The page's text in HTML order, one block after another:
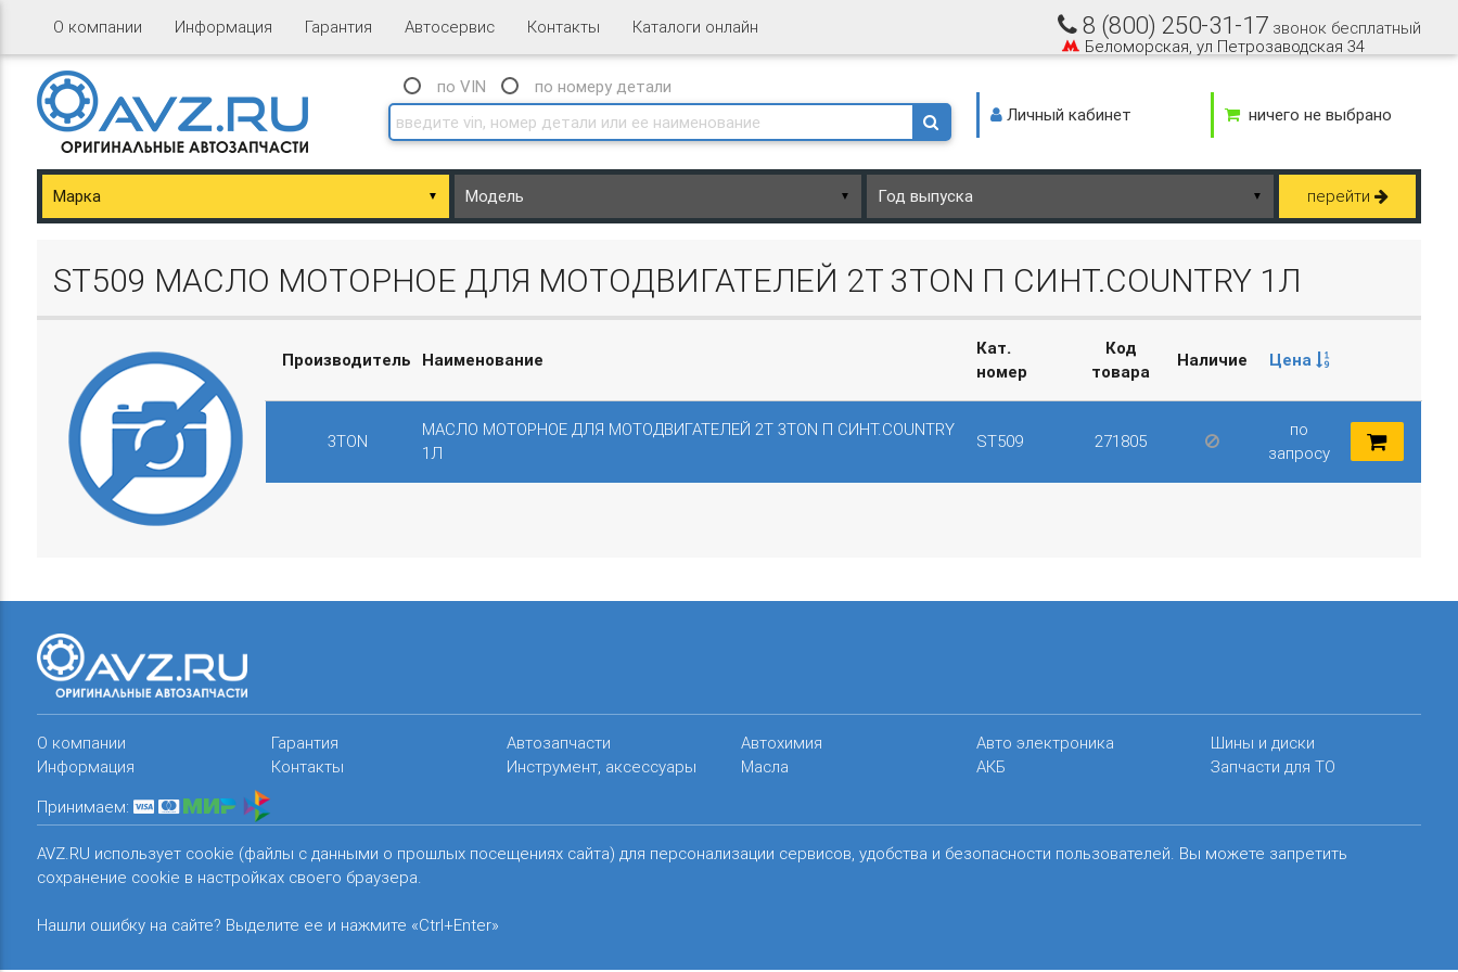
О компании Информация Гарантия Автосервис Контакты Каталоги онлайн
Basket.php
8 (800) 250-31-17 звонок бесплатный
Беломорская, ул Петрозаводская 34
по VIN
по номеру детали
Личный кабинет
ничего не выбрано
▼ ▼ ▼ перейти
ST509 МАСЛО МОТОРНОЕ ДЛЯ МОТОДВИГАТЕЛЕЙ 2Т 3TON П СИНТ.COUNTRY 1Л
Производитель Наименование
Кат.
номер
Код
товара
Наличие Цена
3TON
МАСЛО МОТОРНОЕ ДЛЯ МОТОДВИГАТЕЛЕЙ 2Т 3TON П СИНТ.COUNTRY
1Л
ST509 271805
по
запросу
О компании
Информация
Гарантия
Контакты
Автозапчасти
Инструмент, аксессуары
Автохимия
Масла
Авто электроника
АКБ
Шины и диски
Запчасти для ТО
Принимаем:
AVZ.RU использует cookie (файлы с данными о прошлых посещениях сайта) для персонализации сервисов, удобства и безопасности пользователей. Вы можете запретить
сохранение cookie в настройках своего браузера.
Нашли ошибку на сайте? Выделите ее и нажмите «Ctrl+Enter»